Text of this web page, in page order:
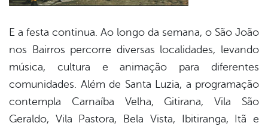
E a festa continua. Ao longo da semana, o São João
nos Bairros percorre diversas localidades, levando
música, cultura e animação para diferentes
comunidades. Além de Santa Luzia, a programação
contempla Carnaíba Velha, Gitirana, Vila São
Geraldo, Vila Pastora, Bela Vista, Ibitiranga, Itã e